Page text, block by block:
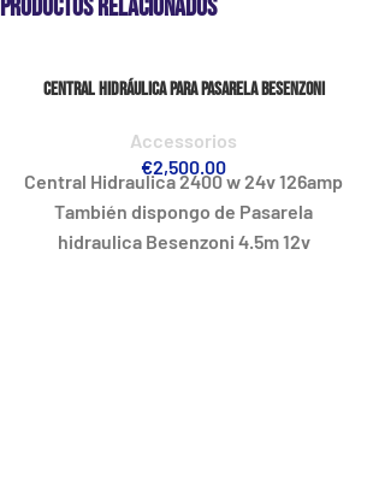
Productos relacionados
Central Hidráulica Para Pasarela Besenzoni
Accessorios
€2,500.00
Central Hidraulica 2400 w 24v 126amp
También dispongo de Pasarela
hidraulica Besenzoni 4.5m 12v